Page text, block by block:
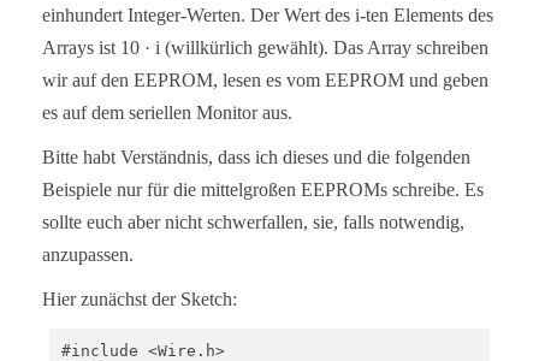
}
uint8_t eepromByteRead(uint32_t addr){
  uint8_t byteToRead;
    i2cAddr = I2C_ADDRESS_2;
  }
  Wire.beginTransmission(i2cAddr);
  Wire.write((uint8_t)(addr >> 8));
  Wire.write((uint8_t)(addr & 0xFF));
  Wire.endTransmission();
einhundert Integer-Werten. Der Wert des i-ten Elements des
Arrays ist 10 · i (willkürlich gewählt). Das Array schreiben
wir auf den EEPROM, lesen es vom EEPROM und geben
es auf dem seriellen Monitor aus.
Bitte habt Verständnis, dass ich dieses und die folgenden
Beispiele nur für die mittelgroßen EEPROMs schreibe. Es
sollte euch aber nicht schwerfallen, sie, falls notwendig,
anzupassen.
Hier zunächst der Sketch:
#include <Wire.h>